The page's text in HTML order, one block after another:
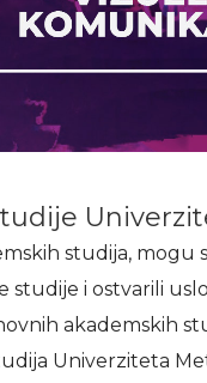
studija,
i ostvarili
akademskih
Univerziteta